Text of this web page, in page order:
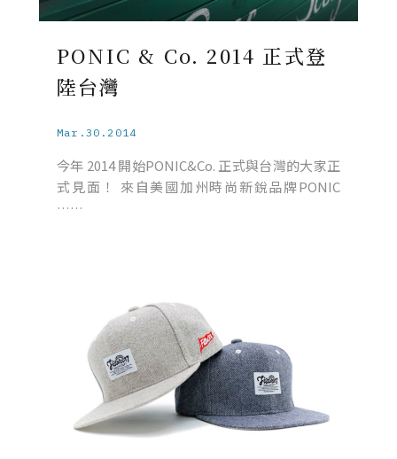
PONIC & Co. 2014 正式登
陸台灣
Mar.30.2014
今年 2014 開始PONIC&Co. 正式與台灣的大家正
式見面！ 來自美國加州時尚新銳品牌PONIC
……